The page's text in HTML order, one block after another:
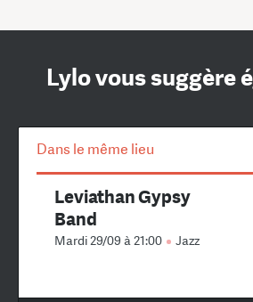
Lylo vous suggère
Dans le même lieu
Leviathan Gypsy
Band
Mardi 29/09 à 21:00 Jazz